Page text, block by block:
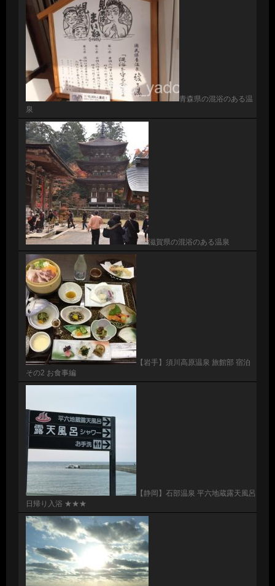
青森県の混浴のある温
泉
滋賀県の混浴のある温泉
【岩手】須川高原温泉 旅館部 宿泊
その2 お食事編
【静岡】石部温泉 平六地蔵露天風呂
日帰り入浴 ★★★